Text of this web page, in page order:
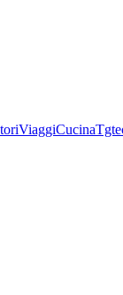
ViaggiCucina